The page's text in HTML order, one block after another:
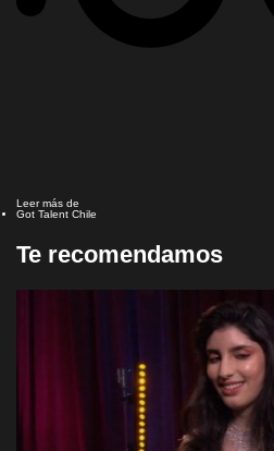
Leer más de
Got Talent Chile
Te recomendamos